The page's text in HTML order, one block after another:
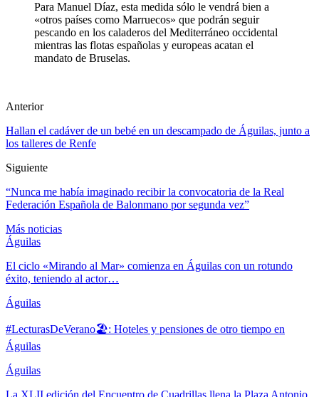
Para Manuel Díaz, esta medida sólo le vendrá bien a
«otros países como Marruecos» que podrán seguir
pescando en los caladeros del Mediterráneo occidental
mientras las flotas españolas y europeas acatan el
mandato de Bruselas.
Anterior
Hallan el cadáver de un bebé en un descampado de Águilas, junto a
los talleres de Renfe
Siguiente
“Nunca me había imaginado recibir la convocatoria de la Real
Federación Española de Balonmano por segunda vez”
Más noticias
Águilas
El ciclo «Mirando al Mar» comienza en Águilas con un rotundo
éxito, teniendo al actor…
Águilas
#LecturasDeVerano🏖: Hoteles y pensiones de otro tiempo en
Águilas
Águilas